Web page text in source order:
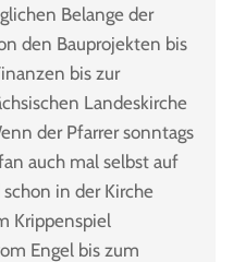
Belange der
den Bauprojekten bis
bis zur
Landeskirche
der Pfarrer sonntags
auch mal selbst auf
in der Kirche
Krippenspiel
Engel bis zum